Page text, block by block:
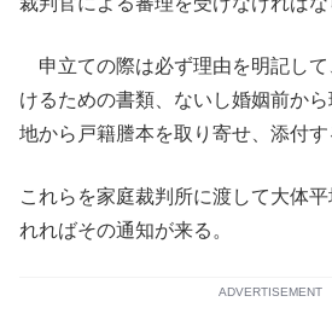
申立ての際は必ず理由を明記し
けるための書類、ないし婚姻前か
地から戸籍謄本を取り寄せ、添付す
これらを家庭裁判所に渡して大体
れればその通知が来る。
ADVERTISEMENT